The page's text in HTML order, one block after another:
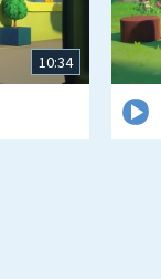
10:34